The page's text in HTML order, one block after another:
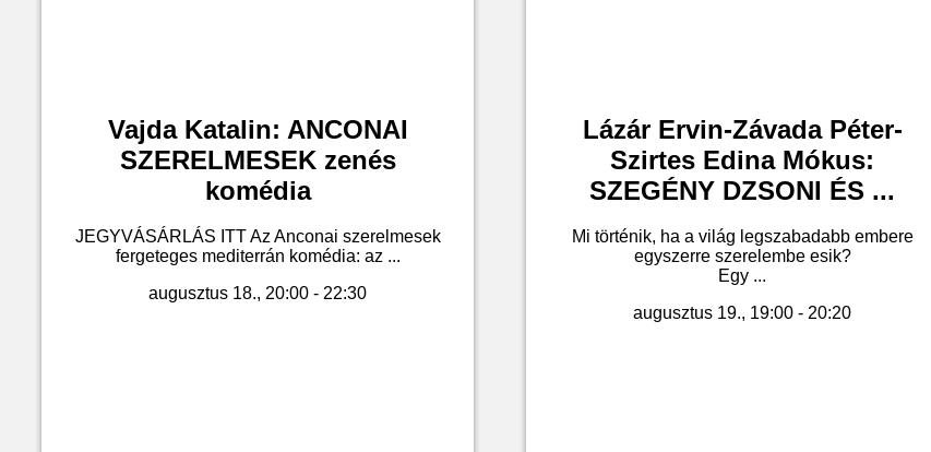
Vajda Katalin: ANCONAI
SZERELMESEK zenés
komédia
JEGYVÁSÁRLÁS ITT Az Anconai szerelmesek
fergeteges mediterrán komédia: az ...
augusztus 18., 20:00 - 22:30
Lázár Ervin-Závada Péter-
Szirtes Edina Mókus:
SZEGÉNY DZSONI ÉS ...
Mi történik, ha a világ legszabadabb embere
egyszerre szerelembe esik?
Egy ...
augusztus 19., 19:00 - 20:20